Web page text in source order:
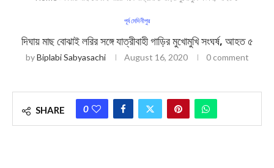
পূর্ব মেদিনীপুর
দিঘায় মাছ বোঝাই লরির সঙ্গে যাত্রীবাহী গাড়ির মুখোমুখি সংঘর্ষ, আহত ৫
byBiplabi Sabyasachi August 16, 2020 0 comment
SHARE 0